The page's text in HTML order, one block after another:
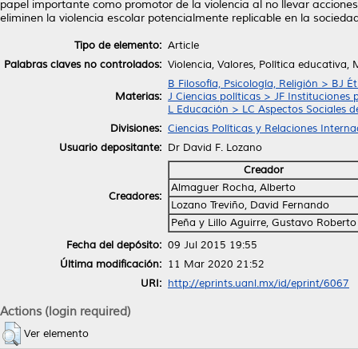
papel importante como promotor de la violencia al no llevar
eliminen la violencia escolar potencialmente replicable en la
Tipo de elemento: Article
Palabras claves no controlados: Violencia, Valores, Política educativa,
Materias:
B Filosofía, Psicología, Religión > BJ
J Ciencias políticas > JF
L Educación > LC Aspectos Sociales
Divisiones: Ciencias Políticas y Relaciones
Usuario depositante: Dr David F. Lozano
Creadores:
Creador
Almaguer Rocha, Alberto
Lozano Treviño, David Fernando
Peña y Lillo Aguirre, Gustavo Roberto
Fecha del depósito: 09 Jul 2015 19:55
Última modificación: 11 Mar 2020 21:52
URI: http://eprints.uanl.mx/id/eprint/6067
Actions (login required)
Ver elemento